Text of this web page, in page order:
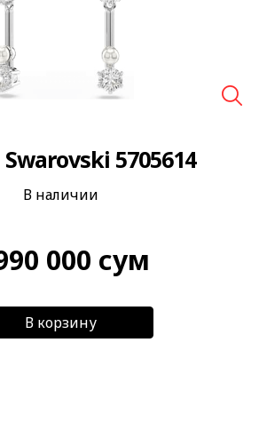
5705614
В наличии
000 сум
В корзину